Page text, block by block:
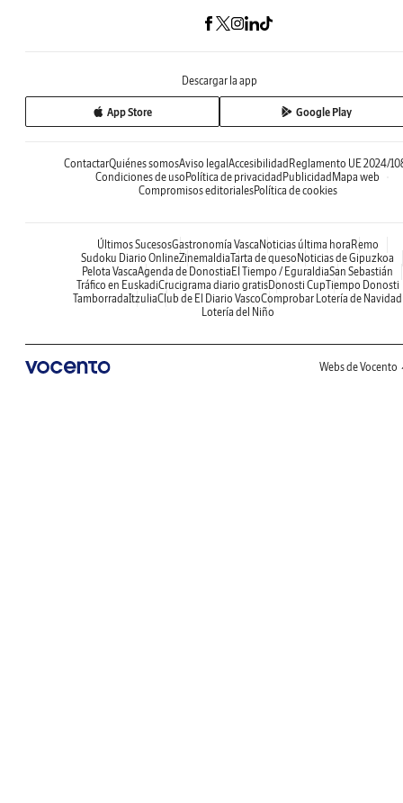
Descargar la app
App Store Google Play
ContactarQuiénes somosAviso legal Accesibilidad Reglamento UE 2024/
Condiciones de uso Política de privacidad Publicidad Mapa web
Compromisos editorialesPolítica de cookies
Últimos SucesosGastronomía Vasca Noticias última hora Remo
Sudoku Diario OnlineZinemaldiaTarta de queso Noticias de Gipuzkoa
Pelota VascaAgenda de Donostia El Tiempo / EguraldiaSan Sebastián
Tráfico en EuskadiCrucigrama diario gratisDonosti CupTiempo Donosti
TamborradaItzuliaClub de El Diario VascoComprobar Lotería de Navidad
Lotería del Niño
Webs de Vocento